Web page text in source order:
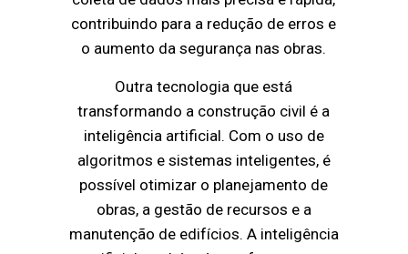
contribuindo para a redução de erros e
o aumento da segurança nas obras.
Outra tecnologia que está
transformando a construção civil é a
inteligência artificial. Com o uso de
algoritmos e sistemas inteligentes, é
possível otimizar o planejamento de
obras, a gestão de recursos e a
manutenção de edifícios. A inteligência